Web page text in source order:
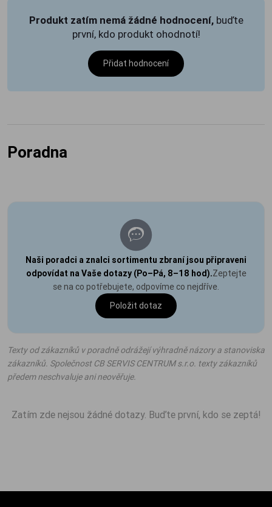
Produkt zatím nemá žádné hodnocení, buďte
první, kdo produkt ohodnotí!
Přidat hodnocení
Poradna
Naši poradci a znalci sortimentu zbraní jsou připraveni
odpovídat na Vaše dotazy (Po–Pá, 8–18 hod).Zeptejte
se na co potřebujete, odpovíme co nejdříve.
Položit dotaz
Texty od zákazníků v poradně odrážejí výhradně názory a stanoviska
zákazníků. Společnost CB SERVIS CENTRUM s.r.o. texty zákazníků
předem neschvaluje ani neověřuje.
Zatím zde nejsou žádné dotazy. Buďte první, kdo se zeptá!